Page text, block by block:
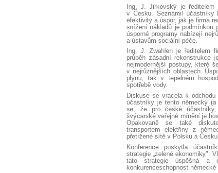
Ing. J. Jirkovský je
v Česku. Seznámil účastníky
efektivity a úspor, jak je firma
snížení nákladů je podmínkou
úsporné programy nabízejí
a ústavům sociální péče.
Ing. J. Zwahlen je ředitelem
průběh zásadní rekonstrukce
nejmodernější postupy, které
v nejrůznějších oblastech.
plynu, tak v tepelném
spotřebě vody.
Diskuse se vracela k
účastníky je tento německý
se, že pro české
švýcarské veřejné mínění je
Opakovaně se také
transportem elektřiny z
přetížené sítě v Polsku a
Konference poskytla
strategie „zelené ekonomiky".
tato strategie úspěšná a
konkurenceschopnost